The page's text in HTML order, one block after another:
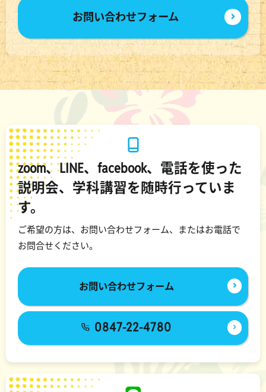
お問い合わせフォーム
zoom、LINE、facebook、電話を使った
説明会、学科講習を随時行っていま
す。
ご希望の方は、お問い合わせフォーム、またはお電話で
お問合せください。
お問い合わせフォーム
0847-22-4780